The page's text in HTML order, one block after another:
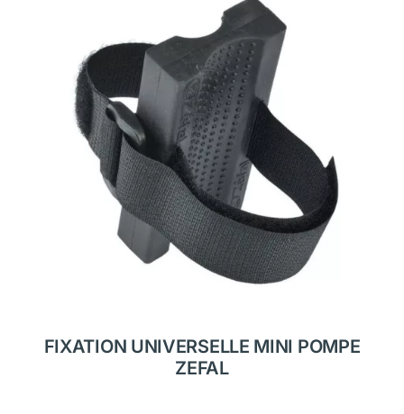
FIXATION UNIVERSELLE MINI POMPE
ZEFAL